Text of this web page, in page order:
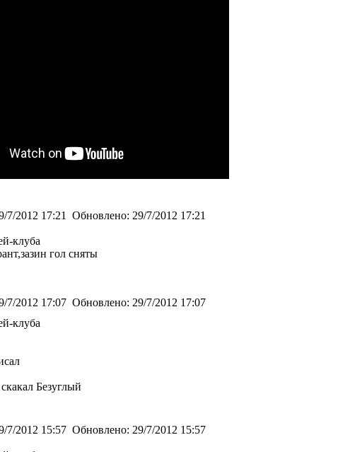
7/2012 17:21 Обновлено: 29/7/2012 17:21
клуба
гол сняты
7/2012 17:07 Обновлено: 29/7/2012 17:07
клуба
Безуглый
7/2012 15:57 Обновлено: 29/7/2012 15:57